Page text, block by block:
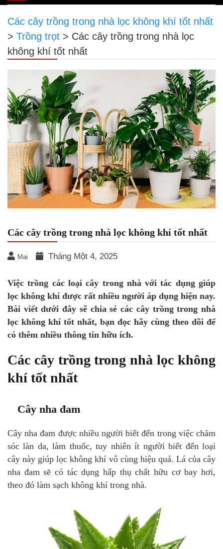
navigation
Các cây trồng trong nhà lọc không khí tốt nhất
> Trồng trọt > Các cây trồng trong nhà lọc
không khí tốt nhất
Các cây trồng trong nhà lọc không khí tốt nhất
Mai Tháng Một 4, 2025
Việc trồng các loại cây trong nhà với tác dụng giúp
lọc không khí được rất nhiều người áp dụng hiện nay.
Bài viết dưới đây sẽ chia sẻ các cây trồng trong nhà
lọc không khí tốt nhất, bạn đọc hãy cùng theo dõi để
có thêm nhiều thông tin hữu ích.
Các cây trồng trong nhà lọc không
khí tốt nhất
Cây nha đam
Cây nha đam được nhiều người biết đến trong việc chăm
sóc làn da, làm thuốc, tuy nhiên ít người biết đến loại
cây này giúp lọc không khí vô cùng hiệu quả. Lá của cây
nha đam sẽ có tác dụng hấp thụ chất hữu cơ bay hơi,
theo đó làm sạch không khí trong nhà.